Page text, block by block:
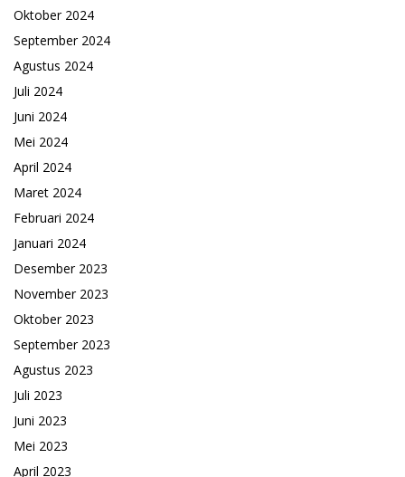
Oktober 2024
September 2024
Agustus 2024
Juli 2024
Juni 2024
Mei 2024
April 2024
Maret 2024
Februari 2024
Januari 2024
Desember 2023
November 2023
Oktober 2023
September 2023
Agustus 2023
Juli 2023
Juni 2023
Mei 2023
April 2023